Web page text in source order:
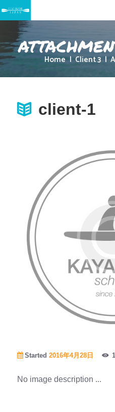
Home Client 3
client-1
Started 2016年4月28日
No image description ...